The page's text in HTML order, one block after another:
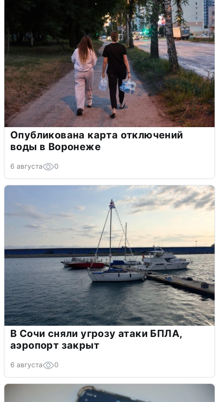
Опубликована карта отключений
воды в Воронеже
6 августа 0
В Сочи сняли угрозу атаки БПЛА,
аэропорт закрыт
6 августа 0